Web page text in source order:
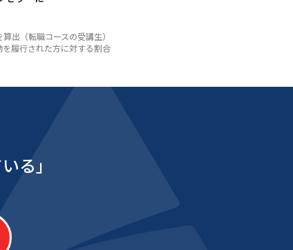
（転職コースの受講生）
履行された方に対する割合
る」